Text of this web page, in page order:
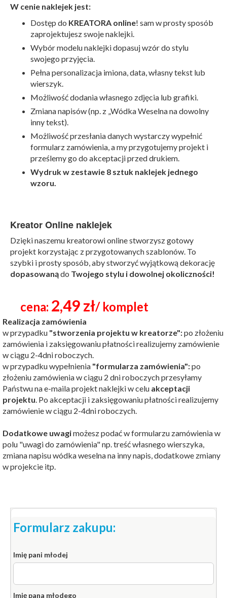
W cenie naklejek jest:
Dostęp do KREATORA online! sam w prosty sposób
zaprojektujesz swoje naklejki.
Wybór modelu naklejki dopasuj wzór do stylu
swojego przyjęcia.
Pełna personalizacja imiona, data, własny tekst lub
wierszyk.
Możliwość dodania własnego zdjęcia lub grafiki.
Zmiana napisów (np. z „Wódka Weselna na dowolny
inny tekst).
Możliwość przesłania danych wystarczy wypełnić
formularz zamówienia, a my przygotujemy projekt i
prześlemy go do akceptacji przed drukiem.
Wydruk w zestawie 8 sztuk naklejek jednego
wzoru.
Kreator Online naklejek
Dzięki naszemu kreatorowi online stworzysz gotowy
projekt korzystając z przygotowanych szablonów. To
szybki i prosty sposób, aby stworzyć wyjątkową dekorację
dopasowanądo Twojego stylu i dowolnej okoliczności!
cena: 2,49 zł/ komplet
Realizacja zamówienia
w przypadku "stworzenia projektu w kreatorze":po złożeniu
zamówienia i zaksięgowaniu płatności realizujemy zamówienie
w ciągu 2-4dni roboczych.
w przypadku wypełnienia "formularza zamówienia":po
złożeniu zamówienia w ciągu 2 dni roboczych przesyłamy
Państwu na e-maila projekt naklejki w celu akceptacji
projektu . Po akceptacji i zaksięgowaniu płatności realizujemy
zamówienie w ciągu 2-4dni roboczych.
Dodatkowe uwagimożesz podać w formularzu zamówienia w
polu "uwagi do zamówienia" np. treść własnego wierszyka,
zmiana napisu wódka weselna na inny napis, dodatkowe zmiany
w projekcie itp.
Formularz zakupu:
Imię pani młodej
Imię pana młodego